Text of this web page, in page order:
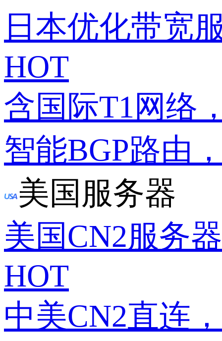
日本优化带宽
HOT
含国际T1网络
智能BGP路由
美国服务器
美国CN2服务器
HOT
中美CN2直连